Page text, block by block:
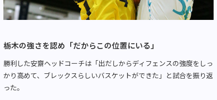
栃木の強さを認め「だからこの位置にいる」
勝利した安齋ヘッドコーチは「出だしからディフェンスの強度をしっ
かり高めて、ブレックスらしいバスケットができた」と試合を振り返
った。